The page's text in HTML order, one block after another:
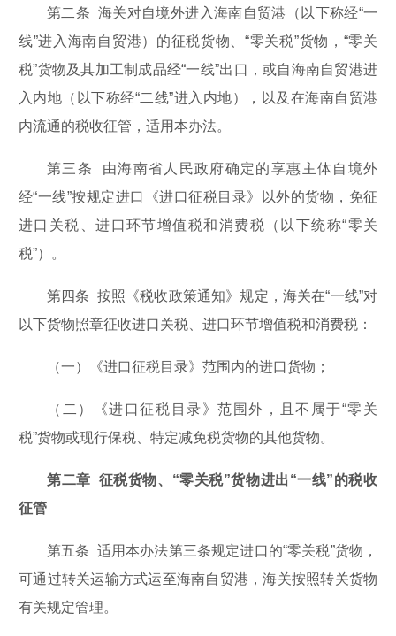
第二条 海关对自境外进入海南自贸港（以下称经“一
线”进入海南自贸港）的征税货物、“零关税”货物，“零关
税”货物及其加工制成品经“一线”出口，或自海南自贸港进
入内地（以下称经“二线”进入内地），以及在海南自贸港
内流通的税收征管，适用本办法。
第三条 由海南省人民政府确定的享惠主体自境外
经“一线”按规定进口《进口征税目录》以外的货物，免征
进口关税、进口环节增值税和消费税（以下统称“零关
税”）。
第四条 按照《税收政策通知》规定，海关在“一线”对
以下货物照章征收进口关税、进口环节增值税和消费税：
（一）《进口征税目录》范围内的进口货物；
（二）《进口征税目录》范围外，且不属于“零关
税”货物或现行保税、特定减免税货物的其他货物。
第二章 征税货物、“零关税”货物进出“一线”的税收
征管
第五条 适用本办法第三条规定进口的“零关税”货物，
可通过转关运输方式运至海南自贸港，海关按照转关货物
有关规定管理。